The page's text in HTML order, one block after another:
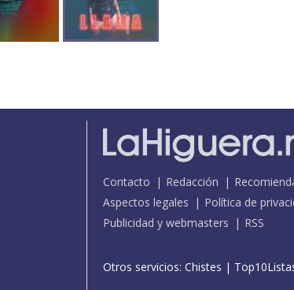
Contacto Redacción
Aspectos legales
Política de
Publicidad y webmasters
RSS
Otros servicios: Chistes |